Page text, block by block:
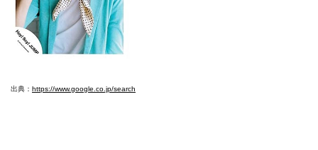
出典： https://www.google.co.jp/search